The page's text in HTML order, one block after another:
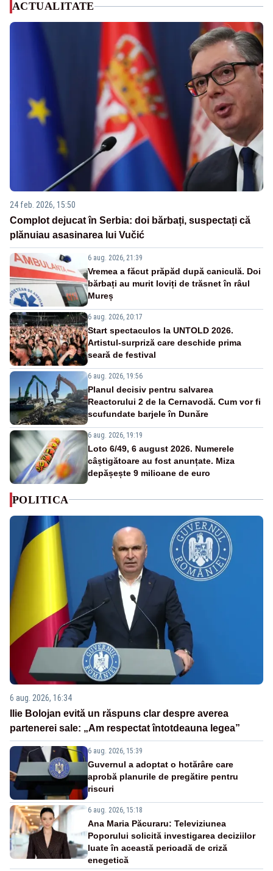
ACTUALITATE
24 feb. 2026, 15:50
Complot dejucat în Serbia: doi bărbați, suspectați că
plănuiau asasinarea lui Vučić
6 aug. 2026, 21:39
Vremea a făcut prăpăd după caniculă. Doi
bărbați au murit loviți de trăsnet în râul
Mureș
6 aug. 2026, 20:17
Start spectaculos la UNTOLD 2026.
Artistul-surpriză care deschide prima
seară de festival
6 aug. 2026, 19:56
Planul decisiv pentru salvarea
Reactorului 2 de la Cernavodă. Cum vor fi
scufundate barjele în Dunăre
6 aug. 2026, 19:19
Loto 6/49, 6 august 2026. Numerele
câștigătoare au fost anunțate. Miza
depășește 9 milioane de euro
POLITICA
6 aug. 2026, 16:34
Ilie Bolojan evită un răspuns clar despre averea
partenerei sale: „Am respectat întotdeauna legea”
6 aug. 2026, 15:39
Guvernul a adoptat o hotărâre care
aprobă planurile de pregătire pentru
riscuri
6 aug. 2026, 15:18
Ana Maria Păcuraru: Televiziunea
Poporului solicită investigarea deciziilor
luate în această perioadă de criză
enegetică